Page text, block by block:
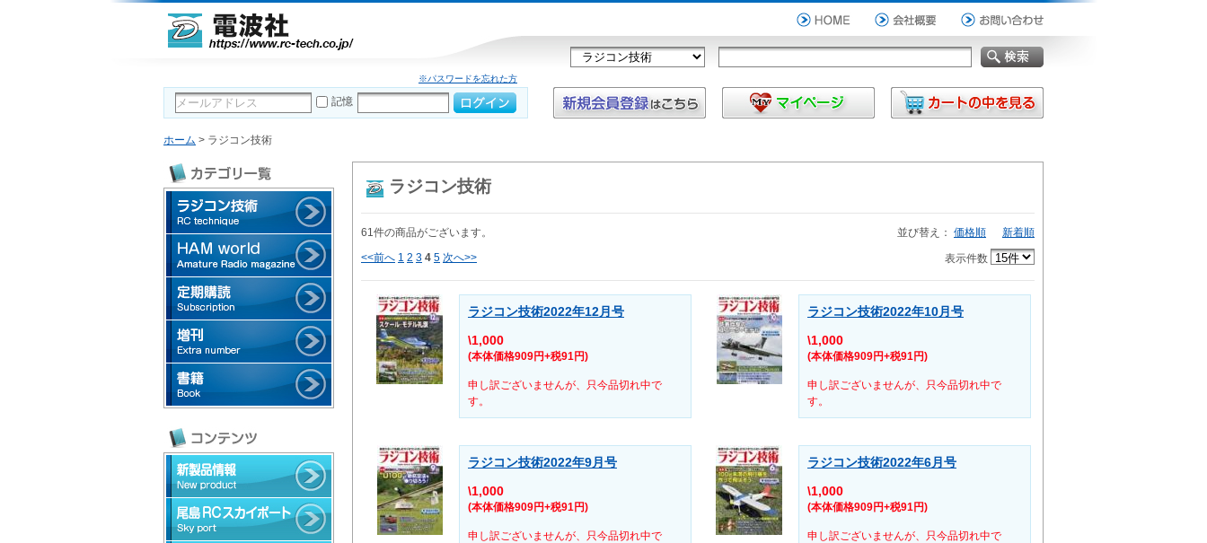
※パスワードを忘れた方
記憶
ホーム > ラジコン技術
ラジコン技術
61件の商品がございます。
<<前へ 1 2 3 4 5 次へ>>
並び替え： 価格順 新着順
表示件数
ラジコン技術2022年12月号
\1,000
(本体価格909円+税91円)
申し訳ございませんが、只今品切れ中で
す。
ラジコン技術2022年10月号
\1,000
(本体価格909円+税91円)
申し訳ございませんが、只今品切れ中で
す。
ラジコン技術2022年9月号
\1,000
(本体価格909円+税91円)
申し訳ございませんが、只今品切れ中で
ラジコン技術2022年6月号
\1,000
(本体価格909円+税91円)
申し訳ございませんが、只今品切れ中で